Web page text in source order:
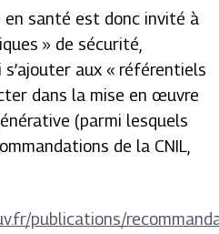
en santé est donc invité à
» de sécurité,
aux « référentiels
dans la mise en œuvre
(parmi lesquels
de la CNIL,
publications/